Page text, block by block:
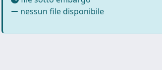
nessun file disponibile